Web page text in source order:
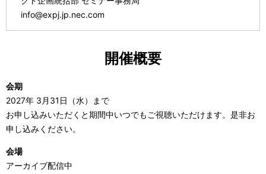
info@expj.jp.nec.com
開催概要
会期
2027年 3月31日（水）まで
お申し込みいただくと期間中いつでもご視聴いただけます。是非お
申し込みください。
会場
アーカイブ配信中